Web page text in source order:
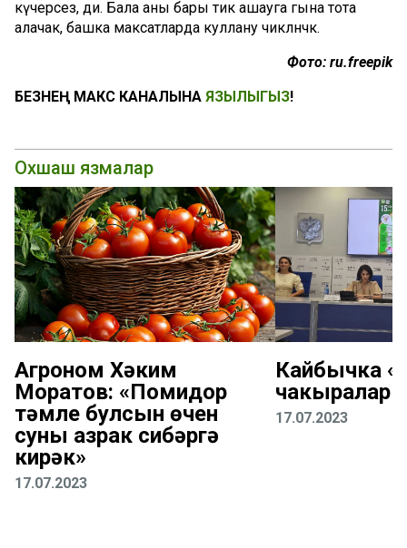
күчерәсез, ди. Бала аны бары тик ашауга гына тота
алачак, башка максатларда куллану чикләнәчәк.
Фото: ru.freepik
БЕЗНЕҢ МАКС КАНАЛЫНА ЯЗЫЛЫГЫЗ!
Охшаш язмалар
Агроном Хәким
Моратов: «Помидор
тәмле булсын өчен
суны азрак сибәргә
кирәк»
17.07.2023
Кайбычка
чакыралар
17.07.2023